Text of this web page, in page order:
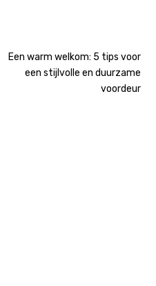
Een warm welkom: 5 tips voor
een stijlvolle en duurzame
voordeur